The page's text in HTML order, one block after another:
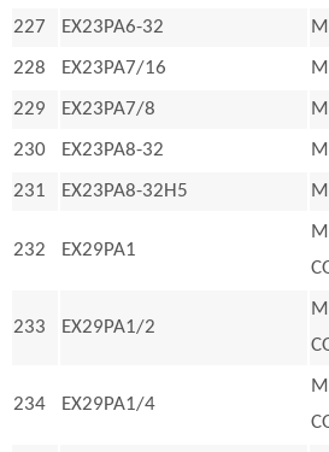
227
EX23PA6-32
228
EX23PA7/16
229
EX23PA7/8
230
EX23PA8-32
231
EX23PA8-32H5
232 EX29PA1
233 EX29PA1/2
234 EX29PA1/4